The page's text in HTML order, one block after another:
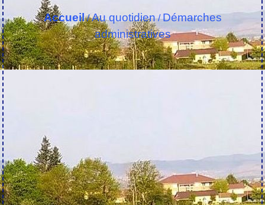
Accueil/Au quotidien/Démarches
administratives